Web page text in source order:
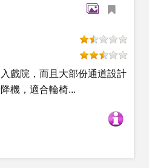
戲院，而且大部份通道設計
機，適合輪椅...